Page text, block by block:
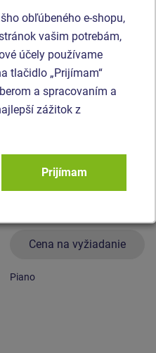
tovar
Produkt - EDP-6129K-10
Edukačný panel - Piano
- celokovový
Cena na vyžiadanie
Piano
obľúbeného e-shopu,
vašim potrebám,
účely používame
tlačidlo „Prijímam“
a spracovaním a
zážitok z
Prijímam